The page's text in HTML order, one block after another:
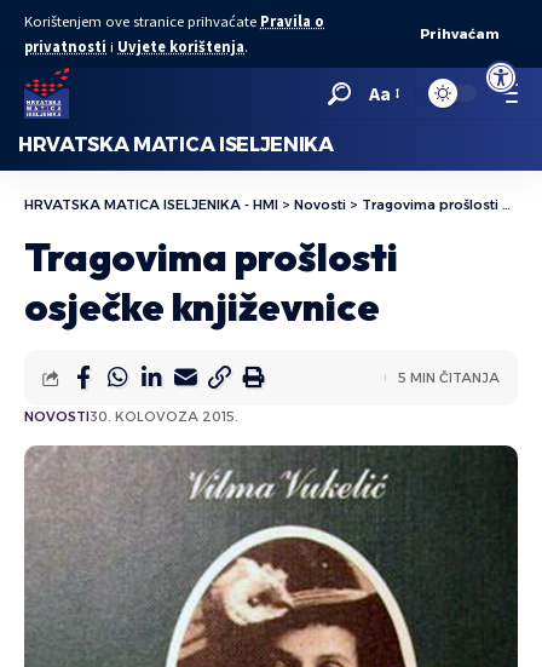
Open
Korištenjem ove stranice prihvaćate Pravila o
privatnosti i Uvjete korištenja.
Prihvaćam
Aa
HRVATSKA MATICA ISELJENIKA
HRVATSKA MATICA ISELJENIKA - HMI > Novosti > Tragovima prošlosti osječke književnice
Tragovima prošlosti
osječke književnice
NOVOSTI30. KOLOVOZA 2015.
5 MIN ČITANJA